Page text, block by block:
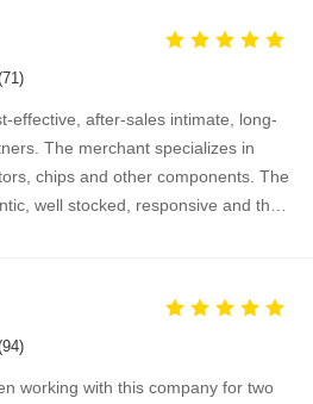
Thyristor
effective, after-sales intimate, long-
The merchant specializes in
chips and other components. The
well stocked, responsive and the
working with this company for two